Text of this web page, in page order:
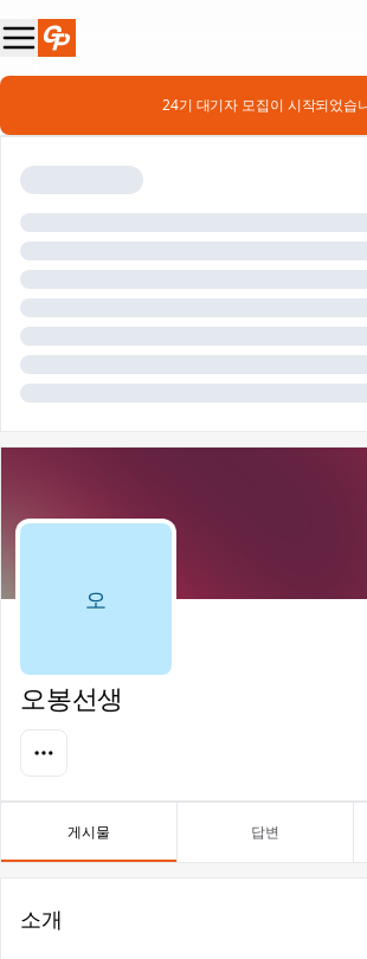
📣 24기 대기자 모집이 시작되었습
오
오봉선생
게시물 답변
소개